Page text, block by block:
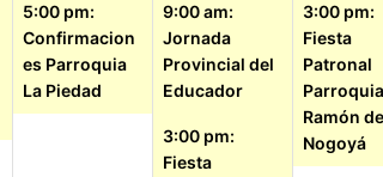
5:00 pm:
Confirmacion
es Parroquia
La Piedad
9:00 am:
Jornada
Provincial del
Educador
3:00 pm:
Fiesta
3:00 pm:
Fiesta
Patronal
Ramón de
Nogoyá